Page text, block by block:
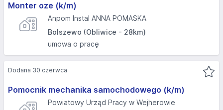
Monter oze (k/m)
Anpom Instal ANNA POMASKA
Bolszewo (Obliwice - 28km)
umowa o pracę
Pomocnik mechanika samochodowego (k/m)
Powiatowy Urząd Pracy w Wejherowie
Dodana 30 czerwca